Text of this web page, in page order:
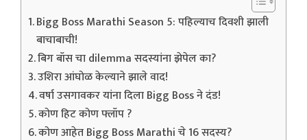
Bigg Boss Marathi Season 5: पहिल्याच दिवशी झाली
बाचाबाची!
बिग बॉस चा dilemma सदस्यांना झेपेल का?
उशिरा आंघोळ केल्याने झाले वाद!
वर्षा उसगावकर यांना दिला Bigg Boss ने दंड!
कोण हिट कोण फ्लॉप ?
कोण आहेत Bigg Boss Marathi चे 16 सदस्य?